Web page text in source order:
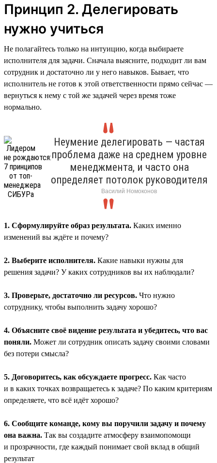
Принцип 2. Делегировать
нужно учиться
Не полагайтесь только на интуицию, когда выбираете
исполнителя для задачи. Сначала выясните, подходит ли вам
сотрудник и достаточно ли у него навыков. Бывает, что
исполнитель не готов к этой ответственности прямо сейчас —
вернуться к нему с той же задачей через время тоже
нормально.
Неумение делегировать — частая
проблема даже на среднем уровне
менеджмента, и часто она
определяет потолок руководителя
Василий Номоконов
1. Сформулируйте образ результата. Каких именно
изменений вы ждёте и почему?
2. Выберите исполнителя. Какие навыки нужны для
решения задачи? У каких сотрудников вы их наблюдали?
3. Проверьте, достаточно ли ресурсов. Что нужно
сотруднику, чтобы выполнить задачу хорошо?
4. Объясните своё видение результата и убедитесь, что вас
поняли. Может ли сотрудник описать задачу своими словами
без потери смысла?
5. Договоритесь, как обсуждаете прогресс. Как часто
и в каких точках возвращаетесь к задаче? По каким критериям
определяете, что всё идёт хорошо?
6. Сообщите команде, кому вы поручили задачу и почему
она важна. Так вы создадите атмосферу взаимопомощи
и прозрачности, где каждый понимает свой вклад в общий
результат